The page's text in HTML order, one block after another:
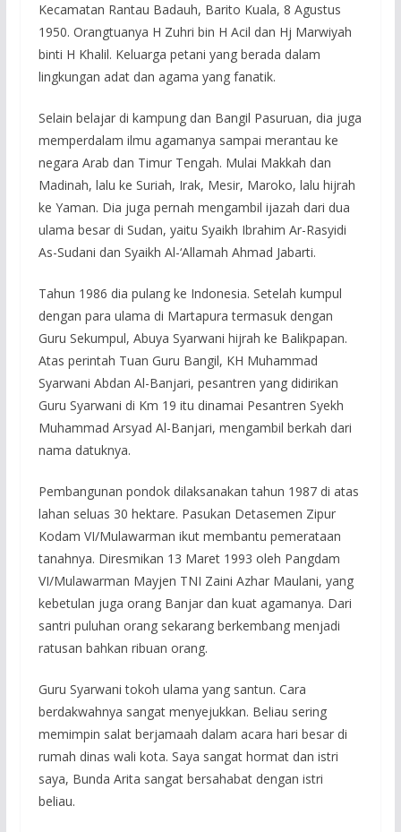
Kecamatan Rantau Badauh, Barito Kuala, 8 Agustus
1950. Orangtuanya H Zuhri bin H Acil dan Hj Marwiyah
binti H Khalil. Keluarga petani yang berada dalam
lingkungan adat dan agama yang fanatik.
Selain belajar di kampung dan Bangil Pasuruan, dia juga
memperdalam ilmu agamanya sampai merantau ke
negara Arab dan Timur Tengah. Mulai Makkah dan
Madinah, lalu ke Suriah, Irak, Mesir, Maroko, lalu hijrah
ke Yaman. Dia juga pernah mengambil ijazah dari dua
ulama besar di Sudan, yaitu Syaikh Ibrahim Ar-Rasyidi
As-Sudani dan Syaikh Al-‘Allamah Ahmad Jabarti.
Tahun 1986 dia pulang ke Indonesia. Setelah kumpul
dengan para ulama di Martapura termasuk dengan
Guru Sekumpul, Abuya Syarwani hijrah ke Balikpapan.
Atas perintah Tuan Guru Bangil, KH Muhammad
Syarwani Abdan Al-Banjari, pesantren yang didirikan
Guru Syarwani di Km 19 itu dinamai Pesantren Syekh
Muhammad Arsyad Al-Banjari, mengambil berkah dari
nama datuknya.
Pembangunan pondok dilaksanakan tahun 1987 di atas
lahan seluas 30 hektare. Pasukan Detasemen Zipur
Kodam VI/Mulawarman ikut membantu pemerataan
tanahnya. Diresmikan 13 Maret 1993 oleh Pangdam
VI/Mulawarman Mayjen TNI Zaini Azhar Maulani, yang
kebetulan juga orang Banjar dan kuat agamanya. Dari
santri puluhan orang sekarang berkembang menjadi
ratusan bahkan ribuan orang.
Guru Syarwani tokoh ulama yang santun. Cara
berdakwahnya sangat menyejukkan. Beliau sering
memimpin salat berjamaah dalam acara hari besar di
rumah dinas wali kota. Saya sangat hormat dan istri
saya, Bunda Arita sangat bersahabat dengan istri
beliau.